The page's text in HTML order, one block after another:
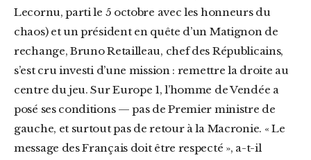
Lecornu, parti le 5 octobre avec les honneurs du
chaos) et un président en quête d’un Matignon de
rechange, Bruno Retailleau, chef des Républicains,
s’est cru investi d’une mission : remettre la droite au
centre du jeu. Sur Europe 1, l’homme de Vendée a
posé ses conditions — pas de Premier ministre de
gauche, et surtout pas de retour à la Macronie. « Le
message des Français doit être respecté », a-t-il